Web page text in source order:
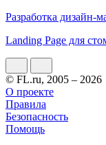
Разработка дизайн-
Landing Page для
© FL.ru, 2005 – 2026
О проекте
Правила
Безопасность
Помощь